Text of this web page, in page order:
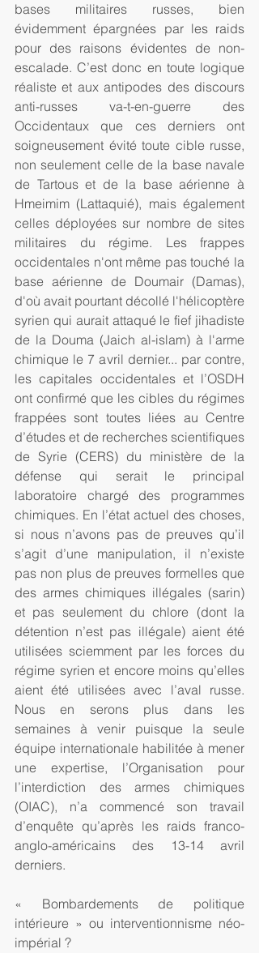
bases militaires russes, bien
évidemment épargnées par les raids
pour des raisons évidentes de non-
escalade. C’est donc en toute logique
réaliste et aux antipodes des discours
anti-russes va-t-en-guerre des
Occidentaux que ces derniers ont
soigneusement évité toute cible russe,
non seulement celle de la base navale
de Tartous et de la base aérienne à
Hmeimim (Lattaquié), mais également
celles déployées sur nombre de sites
militaires du régime. Les frappes
occidentales n'ont même pas touché la
base aérienne de Doumair (Damas),
d'où avait pourtant décollé l'hélicoptère
syrien qui aurait attaqué le fief jihadiste
de la Douma (Jaich al-islam) à l'arme
chimique le 7 avril dernier... par contre,
les capitales occidentales et l’OSDH
ont confirmé que les cibles du régimes
frappées sont toutes liées au Centre
d’études et de recherches scientifiques
de Syrie (CERS) du ministère de la
défense qui serait le principal
laboratoire chargé des programmes
chimiques. En l’état actuel des choses,
si nous n’avons pas de preuves qu’il
s’agit d’une manipulation, il n’existe
pas non plus de preuves formelles que
des armes chimiques illégales (sarin)
et pas seulement du chlore (dont la
détention n’est pas illégale) aient été
utilisées sciemment par les forces du
régime syrien et encore moins qu’elles
aient été utilisées avec l’aval russe.
Nous en serons plus dans les
semaines à venir puisque la seule
équipe internationale habilitée à mener
une expertise, l’Organisation pour
l’interdiction des armes chimiques
(OIAC), n’a commencé son travail
d’enquête qu’après les raids franco-
anglo-américains des 13-14 avril
derniers.
« Bombardements de politique
intérieure » ou interventionnisme néo-
impérial ?